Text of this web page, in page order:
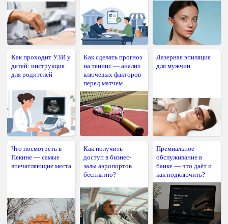
Как проходит УЗИ у
детей: инструкция
для родителей
Как сделать прогноз
на теннис — анализ
ключевых факторов
перед матчем
Лазерная эпиляция
для мужчин
Что посмотреть в
Пекине — самые
впечатляющие места
Как получить
доступ в бизнес-
залы аэропортов
бесплатно?
Премиальное
обслуживание в
банке — что даёт и
как подключить?